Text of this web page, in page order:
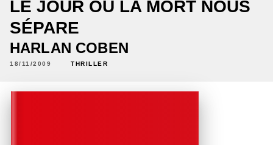
LE JOUR OÙ LA MORT NOUS
SÉPARE
HARLAN COBEN
18/11/2009 THRILLER